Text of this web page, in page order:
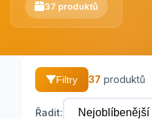
37 produktů
Filtry 37 produktů
Řadit: